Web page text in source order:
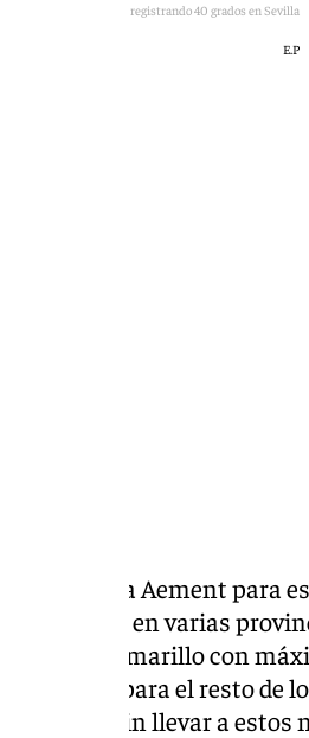
de los termómetros registrando 40 grados en Sevilla
E.P
de la Aement para
en varias
bajo aviso amarillo con
que, para el resto de
pero sin llevar a